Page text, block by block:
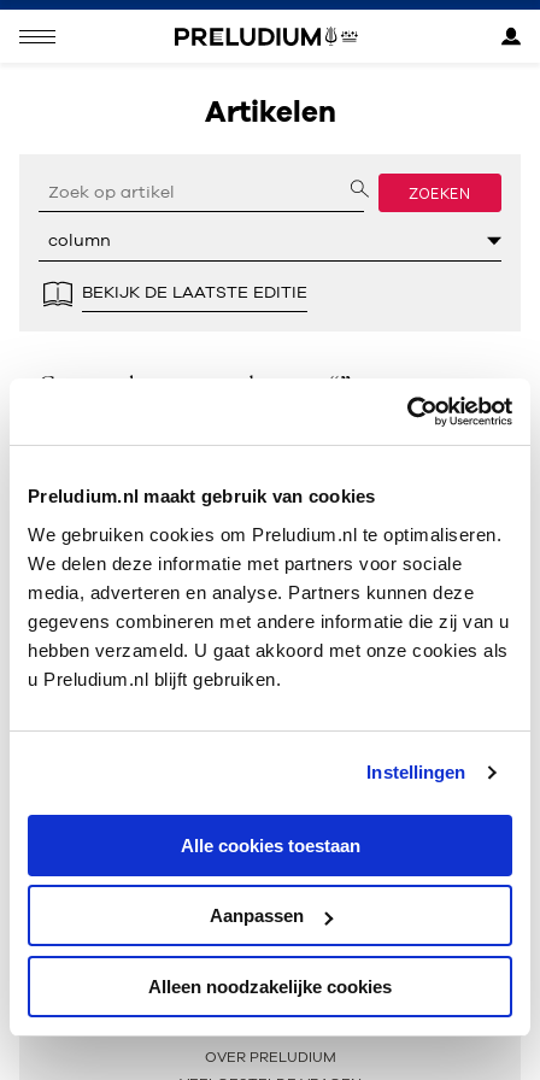
Preludium.nl maakt gebruik van cookies
We gebruiken cookies om Preludium.nl te optimaliseren.
We delen deze informatie met partners voor sociale
media, adverteren en analyse. Partners kunnen deze
gegevens combineren met andere informatie die zij van u
hebben verzameld. U gaat akkoord met onze cookies als
u Preludium.nl blijft gebruiken.
Instellingen
Alle cookies toestaan
Aanpassen
Alleen noodzakelijke cookies
Artikelen
ZOEKEN
BEKIJK DE LAATSTE EDITIE
Geen resultaten gevonden voor “”.
Meer informatie
OVER PRELUDIUM